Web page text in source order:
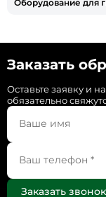
Оборудование для
Заказать
Оставьте заявку и
обязательно